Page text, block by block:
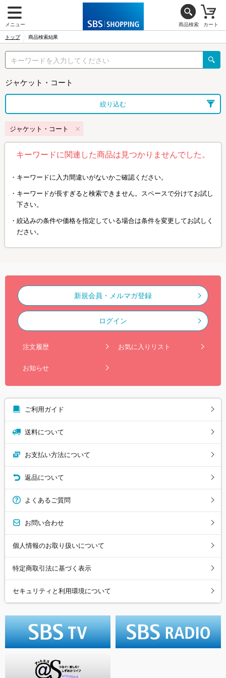
メニュー 商品検索 カート
トップ 商品検索結果
ジャケット・コート
絞り込む
ジャケット・コート
キーワードに関連した商品は見つかりませんでした。
キーワードに入力間違いがないかご確認ください。
キーワードが長すぎると検索できません。スペースで分けてお試し
下さい。
絞込みの条件や価格を指定している場合は条件を変更してお試しく
ださい。
新規会員・メルマガ登録
ログイン
注文履歴 お気に入りリスト
お知らせ
ご利用ガイド
送料について
お支払い方法について
返品について
よくあるご質問
お問い合わせ
個人情報のお取り扱いについて
特定商取引法に基づく表示
セキュリティと利用環境について